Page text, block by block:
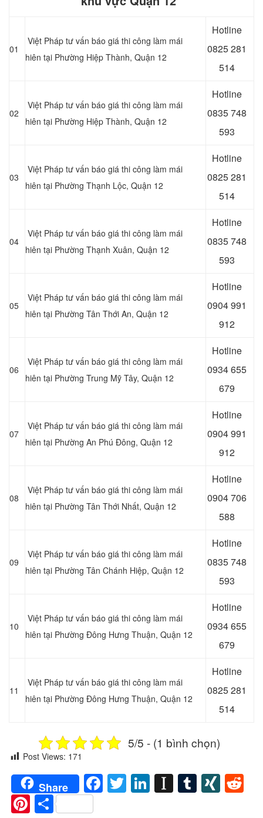
01
Việt Pháp tư vấn báo giá thi công làm mái
hiên tại Phường Hiệp Thành, Quận 12
Hotline
0825 281
514
02
Việt Pháp tư vấn báo giá thi công làm mái
hiên tại Phường Hiệp Thành, Quận 12
Hotline
0835 748
593
03
Việt Pháp tư vấn báo giá thi công làm mái
hiên tại Phường Thạnh Lộc, Quận 12
Hotline
0825 281
514
04
Việt Pháp tư vấn báo giá thi công làm mái
hiên tại Phường Thạnh Xuân, Quận 12
Hotline
0835 748
593
05
Việt Pháp tư vấn báo giá thi công làm mái
hiên tại Phường Tân Thới An, Quận 12
Hotline
0904 991
912
06
Việt Pháp tư vấn báo giá thi công làm mái
hiên tại Phường Trung Mỹ Tây, Quận 12
Hotline
0934 655
679
07
Việt Pháp tư vấn báo giá thi công làm mái
hiên tại Phường An Phú Đông, Quận 12
Hotline
0904 991
912
08
Việt Pháp tư vấn báo giá thi công làm mái
hiên tại Phường Tân Thới Nhất, Quận 12
Hotline
0904 706
588
09
Việt Pháp tư vấn báo giá thi công làm mái
hiên tại Phường Tân Chánh Hiệp, Quận 12
Hotline
0835 748
593
10
Việt Pháp tư vấn báo giá thi công làm mái
hiên tại Phường Đông Hưng Thuận, Quận 12
Hotline
0934 655
679
11
Việt Pháp tư vấn báo giá thi công làm mái
hiên tại Phường Đông Hưng Thuận, Quận 12
Hotline
0825 281
514
5/5 - (1 bình chọn)
Post Views: 171
Share Facebook
Twitter
LinkedIn
Instapaper
Tumblr
Pinterest
Share